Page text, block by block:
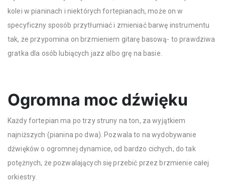
kolei w pianinach i niektórych fortepianach, może on w
specyficzny sposób przytłumiać i zmieniać barwę instrumentu
tak, że przypomina on brzmieniem gitarę basową- to prawdziwa
gratka dla osób lubiących jazz albo grę na basie.
Ogromna moc dźwięku
Każdy fortepian ma po trzy struny na ton, za wyjątkiem
najniższych (pianina po dwa). Pozwala to na wydobywanie
dźwięków o ogromnej dynamice, od bardzo cichych, do tak
potężnych, że pozwalających się przebić przez brzmienie całej
orkiestry.